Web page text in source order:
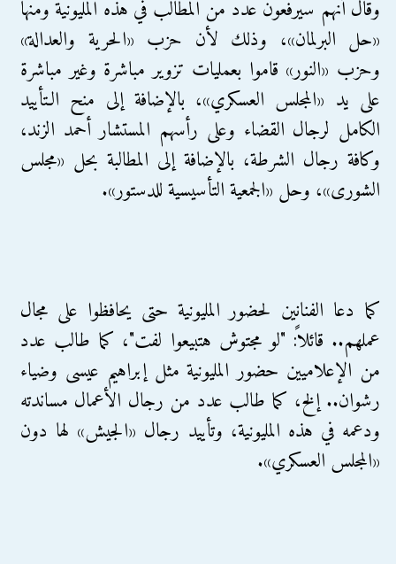
وقال أنهم سيرفعون عدد من المطالب في هذه المليونية ومنها
«حل البرلمان»، وذلك لأن حزب «الحرية والعدالة»
وحزب «النور» قاموا بعمليات تزوير مباشرة وغير مباشرة
على يد «المجلس العسكري»، بالإضافة إلى منح الـتأييد
الكامل لرجال القضاء وعلى رأسهم المستشار أحمد الزند،
وكافة رجال الشرطة، بالإضافة إلى المطالبة بحل «مجلس
الشورى»، وحل «الجمعية التأسيسية للدستور».
كما دعا الفنانين لحضور المليونية حتى يحافظوا على مجال
عملهم.. قائلاً: "لو مجتوش هتبيعوا لفت"، كما طالب عدد
من الإعلاميين حضور المليونية مثل إبراهيم عيسى وضياء
رشوان.. إلخ، كما طالب عدد من رجال الأعمال مساندته
ودعمه في هذه المليونية، وتأييد رجال «الجيش» لها دون
«المجلس العسكري».